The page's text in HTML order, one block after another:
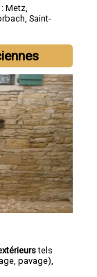
Metz,
, Saint-
tels
pavage),